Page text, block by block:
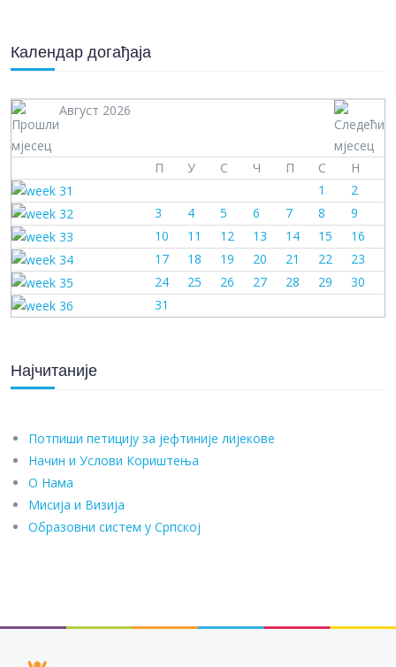
Календар догађаја
Август 2026
П У С Ч П С
Н
1
2
3
4 5 6 7 8
9
10
11 12 13 14 15
16
17
18 19 20 21 22
23
24
25 26 27 28 29
30
31
Најчитаније
Потпиши петицију за јефтиније лијекове
Начин и Услови Кориштења
О Нама
Мисија и Визија
Образовни систем у Српској